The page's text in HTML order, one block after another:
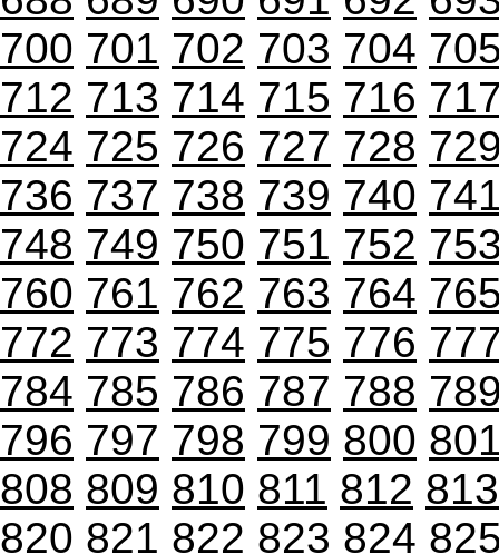
700 701 702 703 704
712 713 714 715 716
724 725 726 727 728
736 737 738 739 740
748 749 750 751 752
760 761 762 763 764
772 773 774 775 776
784 785 786 787 788
796 797 798 799 800
808 809 810 811 812 813
820 821 822 823 824